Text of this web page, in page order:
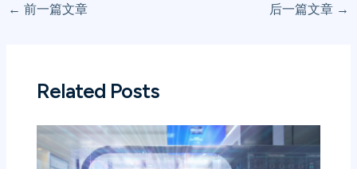
← 前一篇文章 后一篇文章 →
Related Posts